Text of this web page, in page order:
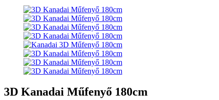
3D Kanadai Műfenyő 180cm